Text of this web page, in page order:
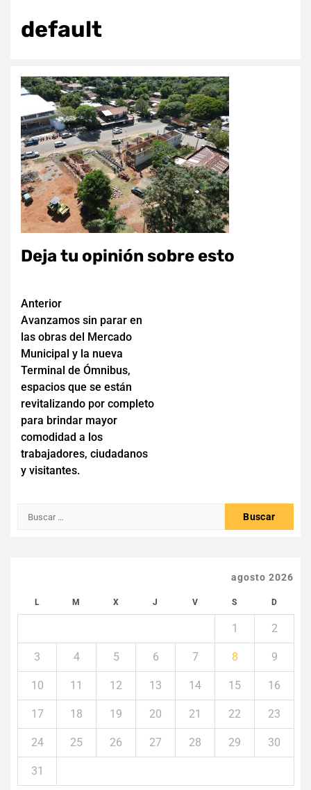
default
Deja tu opinión sobre esto
Navegación
de
entradas
Anterior
Avanzamos sin parar en
las obras del Mercado
Municipal y la nueva
Terminal de Ómnibus,
espacios que se están
revitalizando por completo
para brindar mayor
comodidad a los
trabajadores, ciudadanos
y visitantes.
Buscar:
agosto 2026
L M X J V S D
1 2
3 4 5 6 7 8 9
10 11 12 13 14 15 16
17 18 19 20 21 22 23
24 25 26 27 28 29 30
31